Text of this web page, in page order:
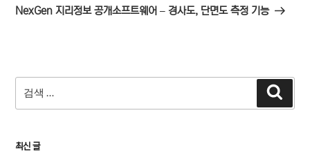
음
NexGen 지리정보 공개소프트웨어 – 경사도, 단면도 측정 기능
색:
색
최신 글